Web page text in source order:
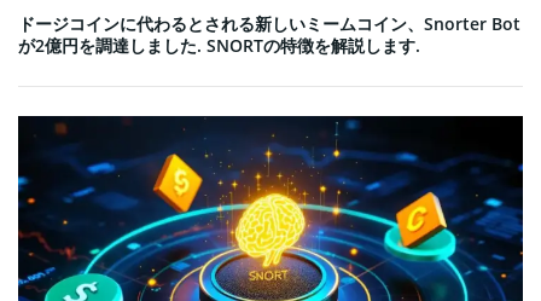
ドージコインに代わるとされる新しいミームコイン、Snorter Bot
が2億円を調達しました. SNORTの特徴を解説します.